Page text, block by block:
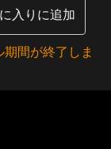
入りに追加
間が終了しま